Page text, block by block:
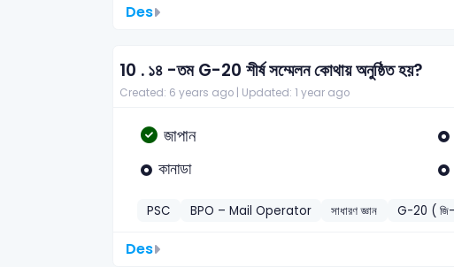
Des
10 .১৪ -তম G-20 শীর্ষ সম্মেলন কোথায় অনুষ্ঠিত হয়?
Created: 6 years ago | Updated: 1 year ago
জাপান
কানাডা
PSC BPO – Mail Operator সাধারণ জ্ঞান G-20 (
Des